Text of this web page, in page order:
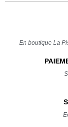
En boutique La